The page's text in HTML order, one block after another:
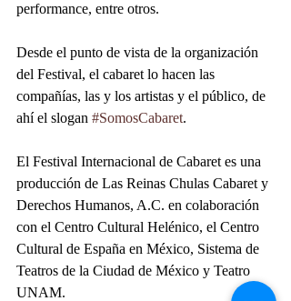
performance, entre otros.
Desde el punto de vista de la organización
del Festival, el cabaret lo hacen las
compañías, las y los artistas y el público, de
ahí el slogan #SomosCabaret.
El Festival Internacional de Cabaret es una
producción de Las Reinas Chulas Cabaret y
Derechos Humanos, A.C. en colaboración
con el Centro Cultural Helénico, el Centro
Cultural de España en México, Sistema de
Teatros de la Ciudad de México y Teatro
UNAM.